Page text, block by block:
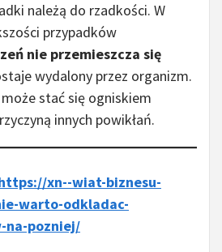
należą do rzadkości. W
przypadków
nie przemieszcza się
wydalony przez organizm.
stać się ogniskiem
innych powikłań.
xn--wiat-biznesu-
warto-odkladac-
na-pozniej/